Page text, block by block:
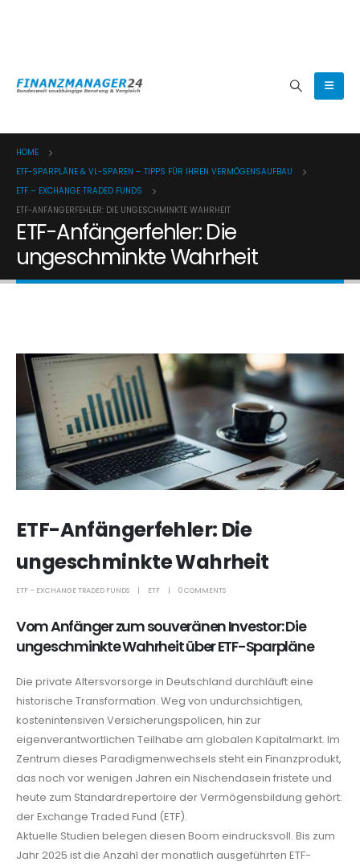
HOME
ETF-SPARPLÄNE & VL-SPAREN – TIPPS FÜR IHREN VERMÖGENSAUFBAU
ETF – EXCHANGE TRADED FUNDS
ETF-ANFÄNGERFEHLER: DIE UNGESCHMINKTE WAHRHEIT
ETF-Anfängerfehler: Die
ungeschminkte Wahrheit
ETF-Anfängerfehler: Die
ungeschminkte Wahrheit
ETF – EXCHANGE TRADED FUNDS ETF 0 COMMENTS
Vom Anfänger zum souveränen Investor: Die
ungeschminkte Wahrheit über ETF-Sparpläne
Die private Altersvorsorge in Deutschland durchläuft eine
historische Transformation. Weg von undurchsichtigen,
kostenintensiven Versicherungspolicen, hin zur
eigenverantwortlichen Teilhabe am globalen Kapitalmarkt. Im
Zentrum dieses Paradigmenwechsels steht ein Finanzprodukt,
das noch vor wenigen Jahren ein Nischendasein fristete und
heute zum Standardrepertoire der Vermögensbildung gehört:
der Exchange Traded Fund (ETF).
Aktuelle Studien belegen diesen Boom eindrucksvoll. Bis zum
Jahr 2025 ist die Anzahl der monatlich ausgeführten ETF-